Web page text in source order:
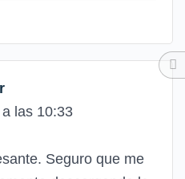
las 10:33
Seguro que me